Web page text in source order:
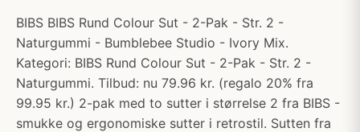
BIBS BIBS Rund Colour Sut - 2-Pak - Str. 2 -
Naturgummi - Bumblebee Studio - Ivory Mix.
Kategori: BIBS Rund Colour Sut - 2-Pak - Str. 2 -
Naturgummi. Tilbud: nu 79.96 kr. (regalo 20% fra
99.95 kr.) 2-pak med to sutter i størrelse 2 fra BIBS -
smukke og ergonomiske sutter i retrostil. Sutten fra